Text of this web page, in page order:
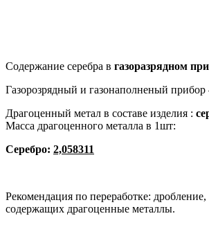
Содержание серебра в газоразрядном
Газорозрядный и газонаполненый
Драгоценный метал в составе изделия :
Масса драгоценного металла в 1шт:
Серебро: 2,058311
Рекомендация по переработке:
содержащих драгоценные металлы.